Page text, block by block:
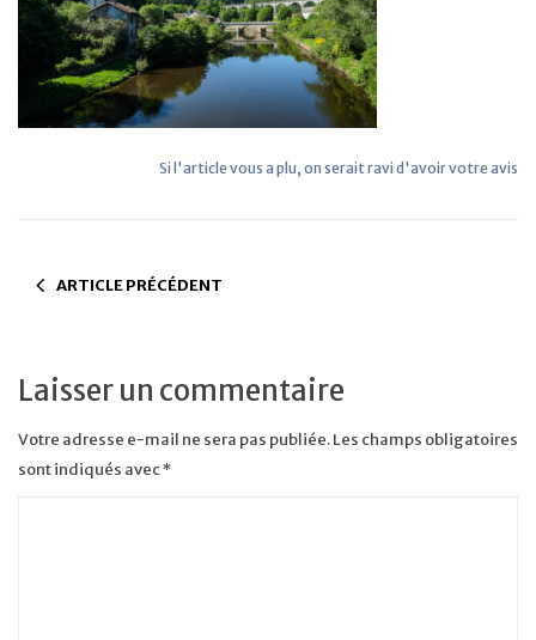
Si l'article vous a plu, on serait ravi d'avoir votre avis
ARTICLE PRÉCÉDENT
Laisser un commentaire
Votre adresse e-mail ne sera pas publiée.Les champs obligatoires
sont indiqués avec*